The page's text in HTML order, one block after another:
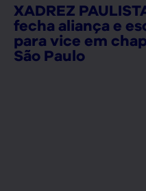
XADREZ
fecha aliança e
para vice em
São Paulo